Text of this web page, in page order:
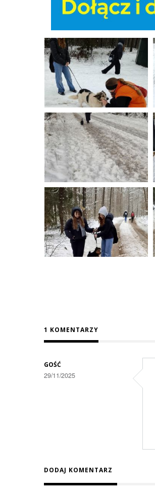
1 KOMENTARZY
GOŚĆ
29/11/2025
DODAJ KOMENTARZ